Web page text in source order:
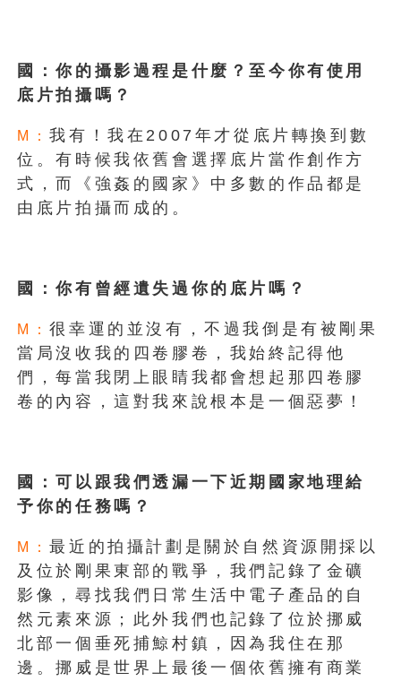
國：你的攝影過程是什麼？至今你有使用
底片拍攝嗎？
M：我有！我在2007年才從底片轉換到數
位。有時候我依舊會選擇底片當作創作方
式，而《強姦的國家》中多數的作品都是
由底片拍攝而成的。
國：你有曾經遺失過你的底片嗎？
M：很幸運的並沒有，不過我倒是有被剛果
當局沒收我的四卷膠卷，我始終記得他
們，每當我閉上眼睛我都會想起那四卷膠
卷的內容，這對我來說根本是一個惡夢！
國：可以跟我們透漏一下近期國家地理給
予你的任務嗎？
M：最近的拍攝計劃是關於自然資源開採以
及位於剛果東部的戰爭，我們記錄了金礦
影像，尋找我們日常生活中電子產品的自
然元素來源；此外我們也記錄了位於挪威
北部一個垂死捕鯨村鎮，因為我住在那
邊。挪威是世界上最後一個依舊擁有商業